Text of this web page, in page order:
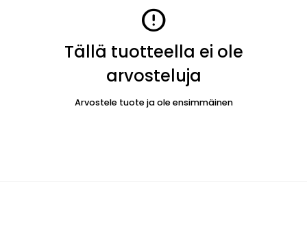
error
Tällä tuotteella ei ole
arvosteluja
Arvostele tuote ja ole ensimmäinen